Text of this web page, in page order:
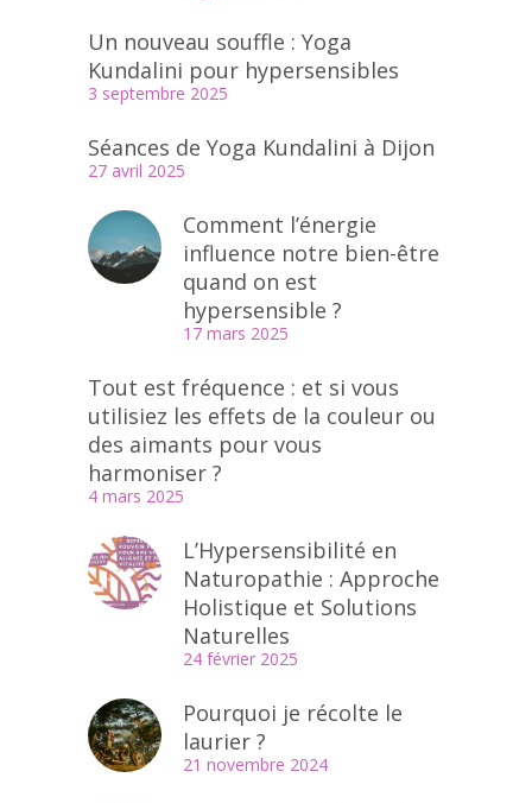
Un nouveau souffle : Yoga
Kundalini pour hypersensibles
3 septembre 2025
Séances de Yoga Kundalini à Dijon
27 avril 2025
Comment l’énergie
influence notre bien-être
quand on est
hypersensible ?
17 mars 2025
Tout est fréquence : et si vous
utilisiez les effets de la couleur ou
des aimants pour vous
harmoniser ?
4 mars 2025
L’Hypersensibilité en
Naturopathie : Approche
Holistique et Solutions
Naturelles
24 février 2025
Pourquoi je récolte le
laurier ?
21 novembre 2024